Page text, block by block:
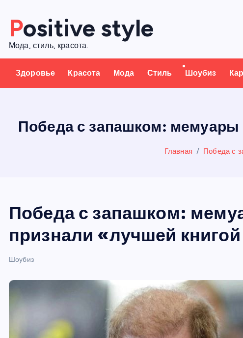
Positive style
Мода, стиль, красота.
Здоровье Красота Мода Стиль Шоубиз
Победа с запашком: мемуары
Главная Победа с
Победа с запашком:
признали «лучшей
Шоубиз